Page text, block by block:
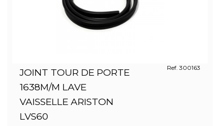
JOINT TOUR DE PORTE
1638M/M LAVE
VAISSELLE ARISTON
LVS60
Ref. 300163